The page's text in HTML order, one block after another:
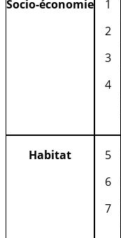
Socio-économie
1
2
3
4
Habitat
5
6
7